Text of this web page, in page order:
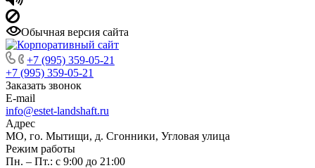
Обычная версия сайта
+7 (995) 359-05-21
+7 (995) 359-05-21
Заказать звонок
E-mail
info@estet-landshaft.ru
Адрес
МО, го. Мытищи, д. Сгонники, Угловая улица
Режим работы
Пн. – Пт.: с 9:00 до 21:00